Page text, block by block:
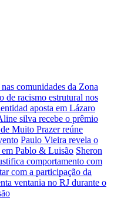
comunidades da Zona
de racismo estrutural nos
aposta em Lázaro
silva recebe o prêmio
Muito Prazer reúne
Paulo Vieira revela o
Pablo & Luisão Sheron
comportamento com
com a participação da
ventania no RJ durante o